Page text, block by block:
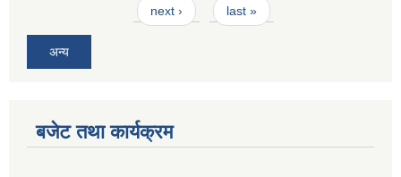
next › last »
अन्य
बजेट तथा कार्यक्रम